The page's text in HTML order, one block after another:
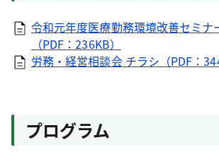
令和元年度医療勤務環境改善セミナ
（PDF：236KB）
労務・経営相談会 チラシ（PDF：
プログラム